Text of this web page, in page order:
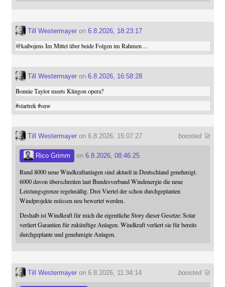
Till Westermayeron 6.8.2026, 18:23:17
@kaibojensIm Mittel über beide Folgen im Rahmen ...
Till Westermayeron 6.8.2026, 16:58:28
Bonnie Taylor meets Klingon opera?
#startrek #snw
boosted 🚀
Till Westermayeron 6.8.2026, 15:07:27
Rico Grimm on 6.8.2026, 08:46:25
Rund 8000 neue Windkraftanlagen sind aktuell in Deutschland genehmigt.
6000 davon überschreiten laut Bundesverband Windenergie die neue
Leistungsgrenze regelmäßig. Drei Viertel der schon durchgeplanten
Windprojekte müssen neu bewertet werden.
Deshalb ist Windkraft für mich die eigentliche Story dieser Gesetze: Solar
verliert Garantien für zukünftige Anlagen. Windkraft verliert sie für bereits
durchgeplante und genehmigte Anlagen.
boosted 🚀
Till Westermayeron 6.8.2026, 11:34:14